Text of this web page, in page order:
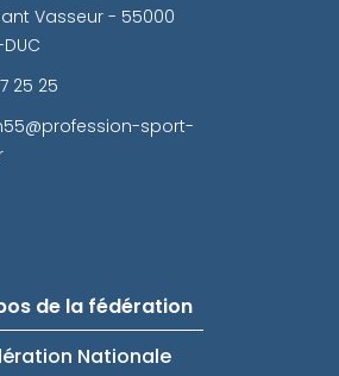
Vasseur - 55000
DUC
25 25
sport-
de la fédération
Nationale